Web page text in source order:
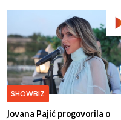
SHOWBIZ
Jovana Pajić progovorila o